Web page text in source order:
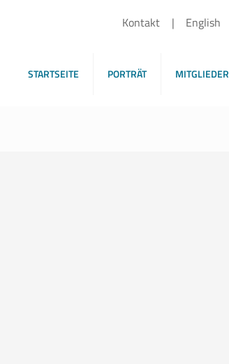
Kontakt English
STARTSEITE PORTRÄT MITGLIEDER